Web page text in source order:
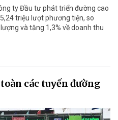
ty Đầu tư phát triển đường cao
triệu lượt phương tiện, so
và tăng 1,3% về doanh thu
các tuyến đường